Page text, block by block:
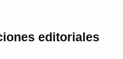
editoriales